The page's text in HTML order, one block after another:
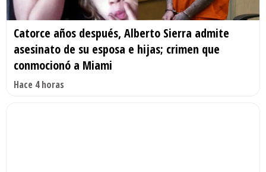
Catorce años después, Alberto Sierra admite
asesinato de su esposa e hijas; crimen que
conmocionó a Miami
Hace 4 horas